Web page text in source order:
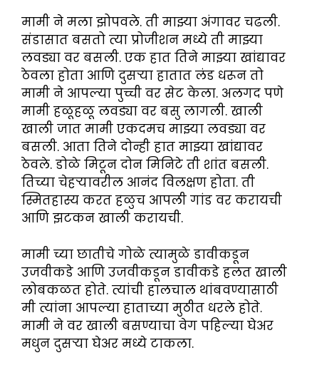
मामी ने मला झोपवले. ती माझ्या अंगावर चढली.
संडासात बसतो त्या प्रोजीशन मध्ये ती माझ्या
लवड्या वर बसली. एक हात तिने माझ्या खांद्यावर
ठेवला होता आणि दुसऱ्या हातात लंड धरून तो
मामी ने आपल्या पुच्ची वर सेट केला. अलगद पणे
मामी हळूहळू लवड्या वर बसु लागली. खाली
खाली जात मामी एकदमच माझ्या लवड्या वर
बसली. आता तिने दोन्ही हात माझ्या खांद्यावर
ठेवले. डोळे मिटून दोन मिनिटे ती शांत बसली.
तिच्या चेहऱ्यावरील आनंद विलक्षण होता. ती
स्मितहास्य करत हळुच आपली गांड वर करायची
आणि झटकन खाली करायची.
मामी च्या छातीचे गोळे त्यामुळे डावीकडून
उजवीकडे आणि उजवीकडून डावीकडे हलत खाली
लोबकळत होते. त्यांची हालचाल थांबवण्यासाठी
मी त्यांना आपल्या हाताच्या मुठीत धरले होते.
मामी ने वर खाली बसण्याचा वेग पहिल्या घेअर
मधुन दुसऱ्या घेअर मध्ये टाकला.